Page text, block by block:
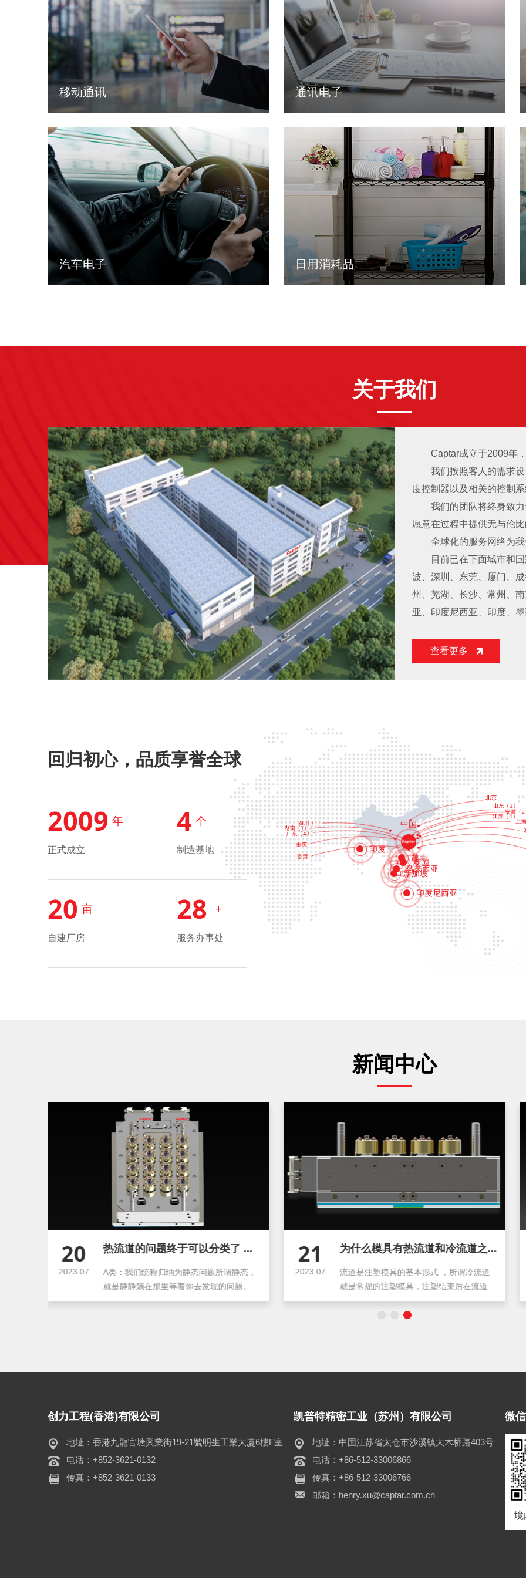
移动通讯
LEARN MORE
通讯电子
LEARN MORE
汽车电子
LEARN MORE
日用消耗品
LEARN MORE
关于我们
Captar成立于2009年
我们按照客人的需求
度控制器以及相关的控制
我们的团队将终身致
愿意在过程中提供无与伦
全球化的服务网络为
目前已在下面城市和
波、深圳、东莞、厦门、
州、芜湖、长沙、常州、
亚、印度尼西亚、印度、
查看更多
回归初心，品质享誉全球
2009 年
正式成立
4 个
制造基地
20 亩
自建厂房
28 +
服务办事处
中国
印度
越南
泰国
新加坡
马来西亚
印度尼西亚
新闻中心
20
2023.07
热流道的问题终于可以分类了 热流道系统
A类：我们统称归纳为静态问题所谓静态，
就是静静躺在那里等着你去发现的问题。比
如，这个流道有死角，那个...
21
2023.07
为什么模具有热流道和冷流道之分？
流道是注塑模具的基本形式 ，所谓冷流道
就是常规的注塑模具，注塑结束后在流道中
有凝料需要取出！ 随着...
查看更多
创力工程(香港)有限公司
地址：香港九龍官塘興業街19-21號明生工業大廈6樓F室
电话：+852-3621-0132
传真：+852-3621-0133
凯普特精密工业（苏州）有限公司
地址：中国江苏省太仓市沙溪镇大木桥路403号
电话：+86-512-33006866
传真：+86-512-33006766
邮箱：henry.xu@captar.com.cn
微
境